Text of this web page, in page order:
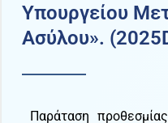
Υπουργείου
Ασύλου».
Παράταση